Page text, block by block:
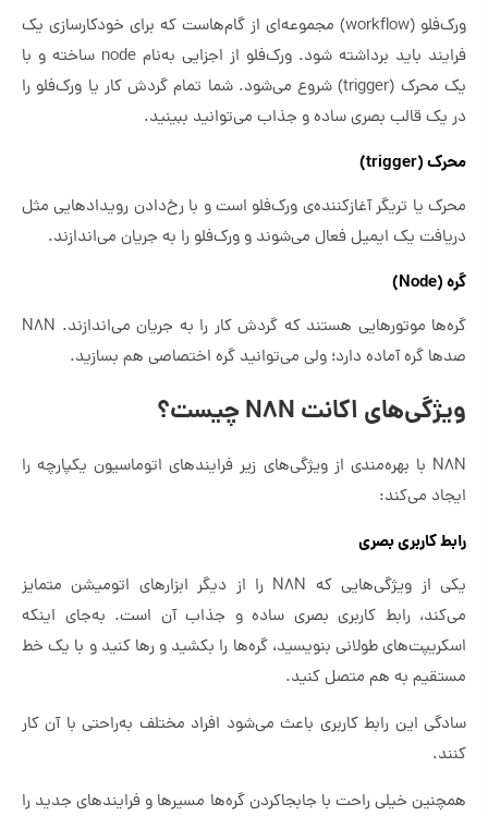
‌ورک‌فلو (workflow) مجموعه‌ای از گام‌هاست که برای خودکارسازی یک
فرایند باید برداشته شود. ورک‌فلو از اجزایی به‌نام node ساخته و با
یک محرک (trigger) شروع می‌شود. شما تمام گردش کار یا ورک‌فلو را
در یک قالب بصری ساده و جذاب می‌توانید ببینید.
محرک (trigger)
محرک یا تریگر آغازکننده‌ی ورک‌فلو است و با رخ‌دادن رویدادهایی مثل
دریافت یک ایمیل فعال می‌شوند و ورک‌فلو را به جریان می‌اندازند.
گره (Node)
گره‌ها موتورهایی هستند که گردش کار را به جریان می‌اندازند. N8N
صدها گره آماده دارد؛ ولی می‌توانید گره اختصاصی هم بسازید.
ویژگی‌های اکانت N8N چیست؟
N8N با بهره‌مندی از ویژگی‌های زیر فرایندهای اتوماسیون یکپارچه را
ایجاد می‌کند:
رابط کاربری بصری
یکی از ویژگی‌هایی که N8N را از دیگر ابزارهای اتومیشن متمایز
می‌کند، رابط کاربری بصری ساده و جذاب آن است. به‌جای اینکه
اسکریپت‌های طولانی بنویسید، گره‌ها را بکشید و رها کنید و با یک خط
مستقیم به هم متصل کنید.
سادگی این رابط کاربری باعث می‌شود افراد مختلف به‌راحتی با آن کار
کنند.
همچنین خیلی راحت با جابجاکردن گره‌ها مسیرها و فرایندهای جدید را